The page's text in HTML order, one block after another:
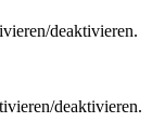
deaktivieren.
deaktivieren.